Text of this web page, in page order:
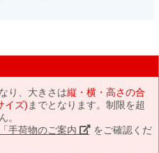
り、大きさは縦・横・高さの合
イズ) までとなります。制限を超
。
「手荷物のご案内」 をご確認くだ